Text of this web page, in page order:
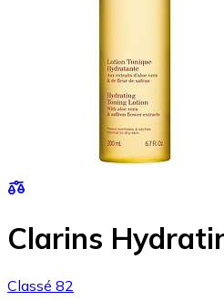
Clarins
Classé 82